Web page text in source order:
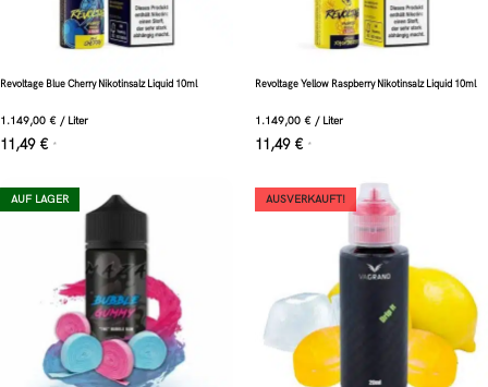
Revoltage Blue Cherry Nikotinsalz Liquid 10ml
1.149,00 € / Liter
11,49 € *
Revoltage Yellow Raspberry Nikotinsalz Liquid 10ml
1.149,00 € / Liter
11,49 € *
AUF LAGER AUSVERKAUFT!